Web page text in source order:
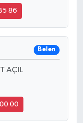
86
Belen
AÇIL
00